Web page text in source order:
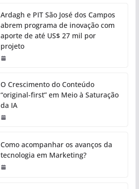
Ardagh e PIT São José dos Campos
abrem programa de inovação com
aporte de até US$ 27 mil por
projeto
O Crescimento do Conteúdo
“original-first” em Meio à Saturação
da IA
Como acompanhar os avanços da
tecnologia em Marketing?